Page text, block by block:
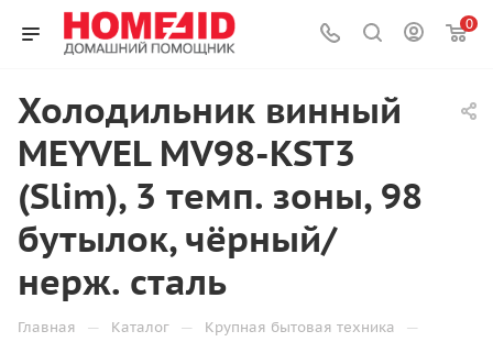
0
Холодильник винный
MEYVEL MV98-KST3
(Slim), 3 темп. зоны, 98
бутылок, чёрный/
нерж. сталь
Главная — Каталог — Крупная бытовая техника —